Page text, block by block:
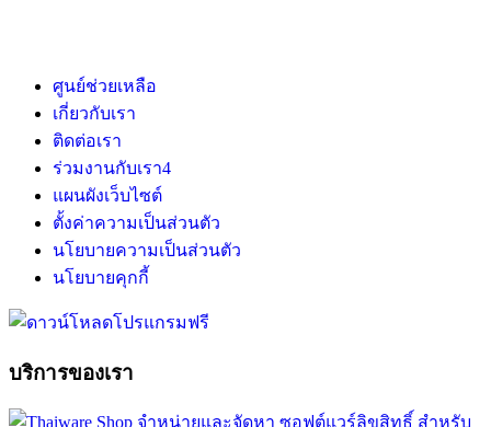
ศูนย์ช่วยเหลือ
เกี่ยวกับเรา
ติดต่อเรา
ร่วมงานกับเรา4
แผนผังเว็บไซต์
ตั้งค่าความเป็นส่วนตัว
นโยบายความเป็นส่วนตัว
นโยบายคุกกี้
บริการของเรา